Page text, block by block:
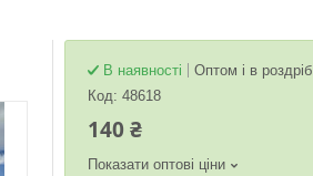
В наявності
Оптом і в роздріб
Код: 48618
140 ₴
Показати оптові ціни